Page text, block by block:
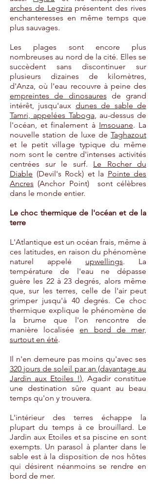
arches de Legziraprésentent des rives
enchanteresses en même temps que
plus sauvages.
Les plages sont encore plus
nombreuses au nord de la cité. Elles se
succèdent sans discontinuer sur
plusieurs dizaines de kilomètres,
d'Anza, où l'eau recouvre à peine des
empreintes de dinosaures de grand
intérêt, jusqu'aux dunes de sable de
Tamri, appelées Taboga, au-dessus de
l'océan, et finalement à Imsouane. La
nouvelle station de luxe de Taghazout
et le petit village typique du même
nom sont le centre d'intenses activités
centrées sur le surf. Le Rocher du
Diable (Devil's Rock) et la Pointe des
Ancres (Anchor Point) sont célèbres
dans le monde entier.
Le choc thermique de l'océan et de la
terre
L'Atlantique est un océan frais, même à
ces latitudes, en raison du phénomène
naturel appelé upwellings. La
température de l'eau ne dépasse
guère les 22 à 23 degrés, alors même
que, sur les terres, celle de l'air peut
grimper jusqu'à 40 degrés. Ce choc
thermique explique le phénomène de
la brume que l'on rencontre de
manière localiséeen bord de mer,
surtout en été.
Il n'en demeure pas moins qu'avec ses
320 jours de soleil par an (davantage au
Jardin aux Etoiles !), Agadir constitue
une destination sûre quant au beau
temps qu'on y trouvera.
L'intérieur des terres échappe la
plupart du temps à ce brouillard. Le
Jardin aux Etoiles et sa piscineen sont
exempts. Un parasol à planter dans le
sable est à la disposition de nos hôtes
qui désirent néanmoins se rendre en
bord de mer.